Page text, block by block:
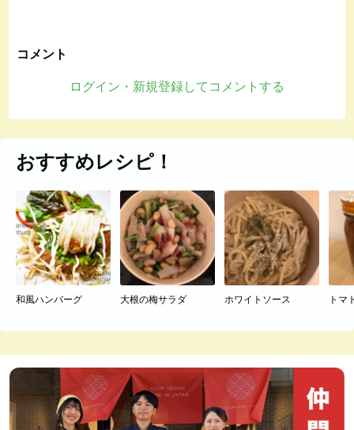
コメント
ログイン・新規登録してコメントする
おすすめレシピ！
和風ハンバーグ 大根の梅サラダ ホワイトソース トマ